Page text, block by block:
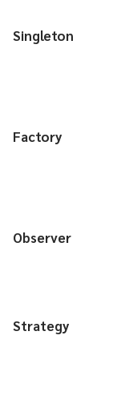
Singleton
Factory
Observer
Strategy